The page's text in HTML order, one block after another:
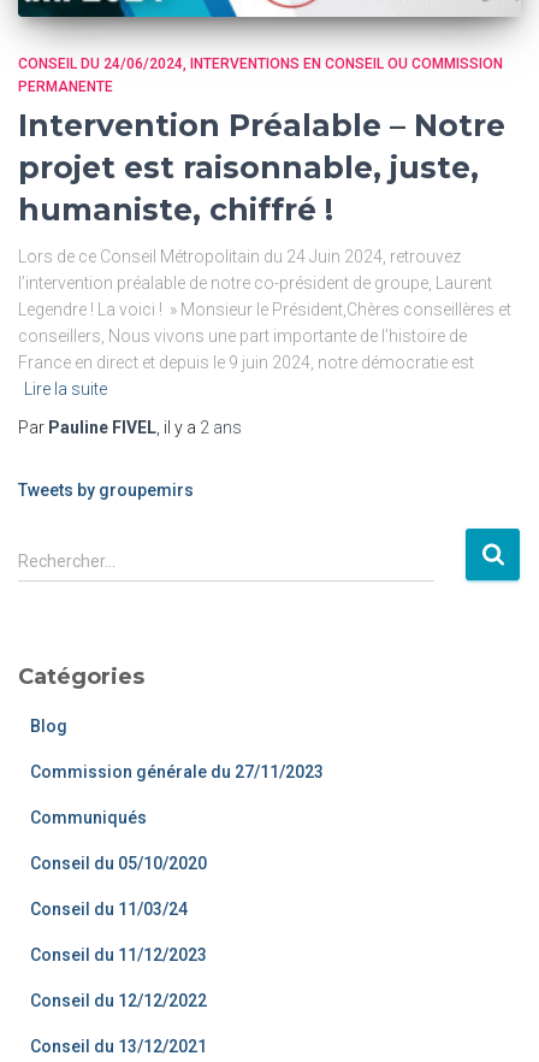
CONSEIL DU 24/06/2024
INTERVENTIONS EN CONSEIL OU COMMISSION
PERMANENTE
Intervention Préalable – Notre
projet est raisonnable, juste,
humaniste, chiffré !
Lors de ce Conseil Métropolitain du 24 Juin 2024, retrouvez
l’intervention préalable de notre co-président de groupe, Laurent
Legendre ! La voici ! » Monsieur le Président,Chères conseillères et
conseillers, Nous vivons une part importante de l’histoire de
France en direct et depuis le 9 juin 2024, notre démocratie est
Lire la suite
Par Pauline FIVEL, il y a 2 ans
Tweets by groupemirs
Rechercher…
Catégories
Blog
Commission générale du 27/11/2023
Communiqués
Conseil du 05/10/2020
Conseil du 11/03/24
Conseil du 11/12/2023
Conseil du 12/12/2022
Conseil du 13/12/2021